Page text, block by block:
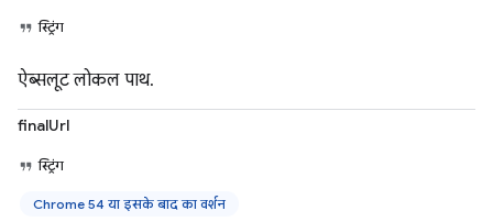
स्ट्रिंग
ऐब्सलूट लोकल पाथ.
finalUrl
स्ट्रिंग
Chrome 54 या इसके बाद का वर्शन